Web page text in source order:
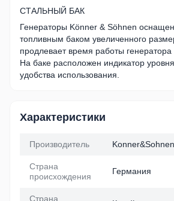
СТАЛЬНЫЙ БАК
Генераторы Könner & Söhnen
топливным баком увеличенного
продлевает время работы генератора
На баке расположен индикатор
удобства использования.
Характеристики
Производитель Konner&Sohnen
Страна
происхождения
Германия
Страна